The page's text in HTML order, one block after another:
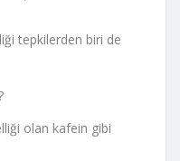
tepkilerden biri de
olan kafein gibi